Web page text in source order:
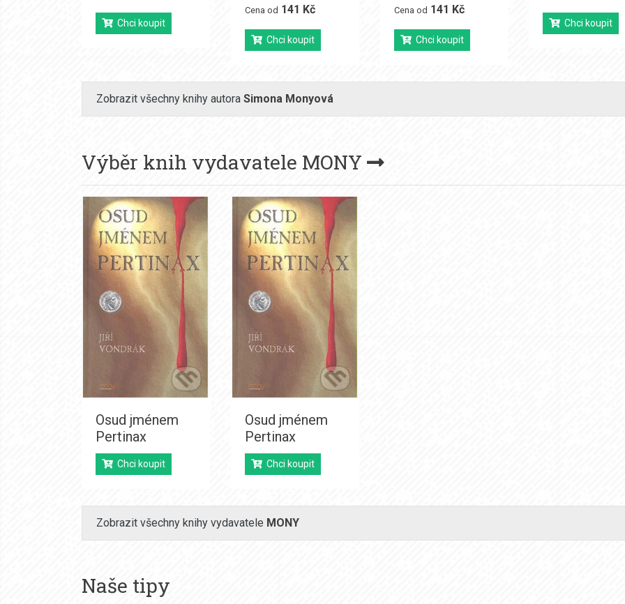
Chci koupit
Cena od 141 Kč
Chci koupit
Cena od 141 Kč
Chci koupit
Chci koupit
Zobrazit všechny knihy autora Simona Monyová
Výběr knih vydavatele MONY
Osud jménem
Pertinax
Chci koupit
Osud jménem
Pertinax
Chci koupit
Zobrazit všechny knihy vydavatele MONY
Naše tipy